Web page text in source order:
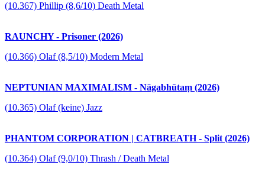
(10.367) Phillip (8,6/10) Death Metal
RAUNCHY - Prisoner (2026)
(10.366) Olaf (8,5/10) Modern Metal
NEPTUNIAN MAXIMALISM - Nāgabhūtaṃ (2026)
(10.365) Olaf (keine) Jazz
PHANTOM CORPORATION | CATBREATH - Split (2026)
(10.364) Olaf (9,0/10) Thrash / Death Metal